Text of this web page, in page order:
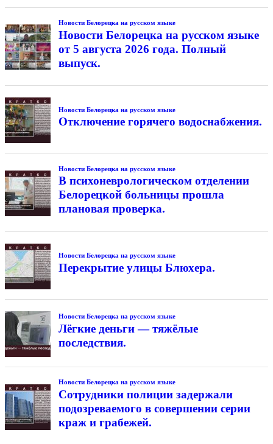
Новости Белорецка на русском языке
Новости Белорецка на русском языке
от 5 августа 2026 года. Полный
выпуск.
Новости Белорецка на русском языке
Отключение горячего водоснабжения.
Новости Белорецка на русском языке
В психоневрологическом отделении
Белорецкой больницы прошла
плановая проверка.
Новости Белорецка на русском языке
Перекрытие улицы Блюхера.
Новости Белорецка на русском языке
Лёгкие деньги — тяжёлые
последствия.
Новости Белорецка на русском языке
Сотрудники полиции задержали
подозреваемого в совершении серии
краж и грабежей.